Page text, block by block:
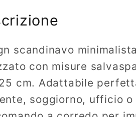
scandinavo
con misure
cm. Adattabile
soggiorno, ufficio